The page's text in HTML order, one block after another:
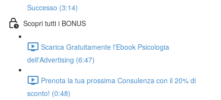
Successo (3:14)
Scopri tutti i BONUS
Scarica Gratuitamente l'Ebook Psicologia
dell'Advertising (6:47)
Prenota la tua prossima Consulenza con il 20% di
sconto! (0:48)